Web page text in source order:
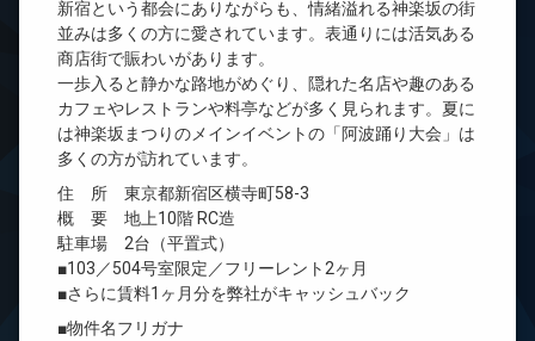
新宿という都会にありながらも、情緒溢れる神楽坂の街
並みは多くの方に愛されています。表通りには活気ある
商店街で賑わいがあります。
一歩入ると静かな路地がめぐり、隠れた名店や趣のある
カフェやレストランや料亭などが多く見られます。夏に
は神楽坂まつりのメインイベントの「阿波踊り大会」は
多くの方が訪れています。
住 所 東京都新宿区横寺町58-3
概 要 地上10階 RC造
駐車場 2台（平置式）
■103／504号室限定／フリーレント2ヶ月
■さらに賃料1ヶ月分を弊社がキャッシュバック
■物件名フリガナ